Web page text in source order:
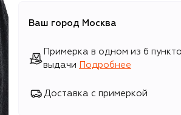
Ваш город Москва
Примерка в одном из 6
выдачи
Подробнее
Доставка с примеркой